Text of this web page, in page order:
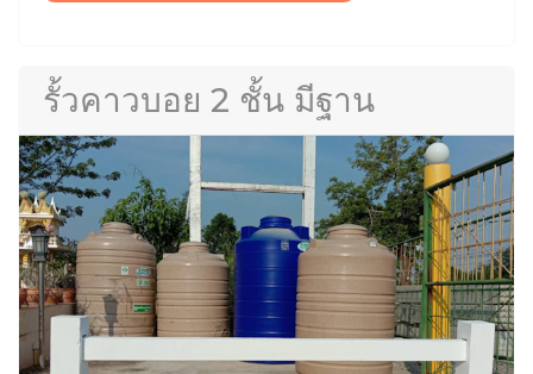
รั้วคาวบอย 2 ชั้น มีฐาน